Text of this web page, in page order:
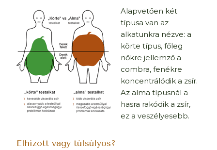
Alapvetően két
típusa van az
alkatunkra nézve: a
körte típus, főleg
nőkre jellemző a
combra, fenékre
koncentrálódik a zsír.
Az alma típusnál a
hasra rakódik a zsír,
ez a veszélyesebb.
Elhízott vagy túlsúlyos?